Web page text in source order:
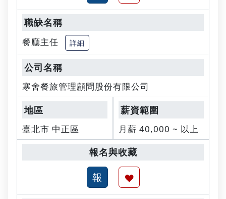
餐廳主任 詳細
寒舍餐旅管理顧問股份有限公司
臺北市 中正區 月薪 40,000 ~ 以上